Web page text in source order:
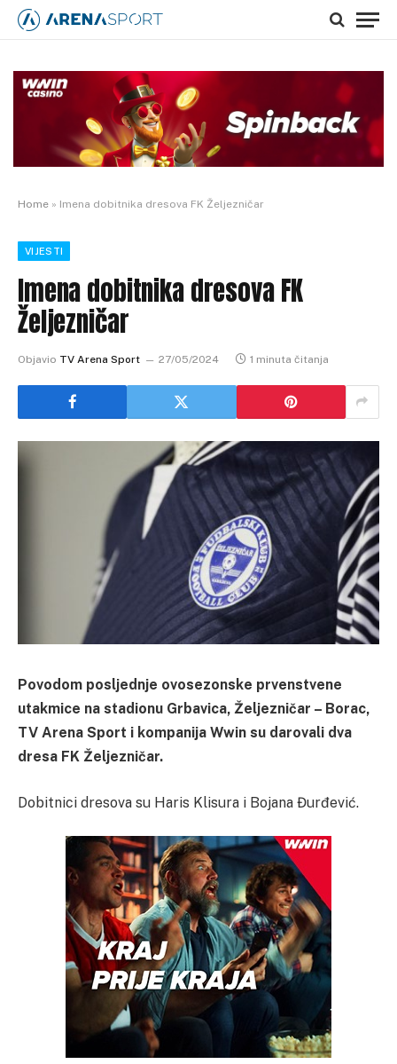
Home » Imena dobitnika dresova FK Željezničar
VIJESTI
Imena dobitnika dresova FK
Željezničar
Objavio TV Arena Sport 27/05/2024 1 minuta čitanja
Povodom posljednje ovosezonske prvenstvene
utakmice na stadionu Grbavica, Željezničar – Borac,
TV Arena Sport i kompanija Wwin su darovali dva
dresa FK Željezničar.
Dobitnici dresova su Haris Klisura i Bojana Đurđević.